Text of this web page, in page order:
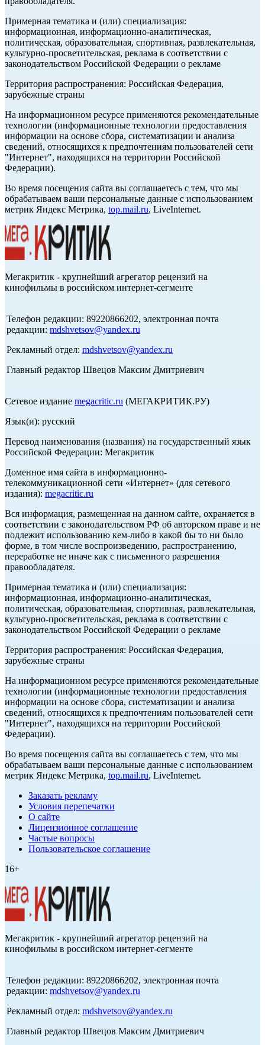
Примерная тематика и (или) специализация:
информационная, информационно-аналитическая,
политическая, образовательная, спортивная, развлекательная,
культурно-просветительская, реклама в соответствии с
законодательством Российской Федерации о рекламе
Территория распространения: Российская Федерация,
зарубежные страны
На информационном ресурсе применяются рекомендательные
технологии (информационные технологии предоставления
информации на основе сбора, систематизации и анализа
сведений, относящихся к предпочтениям пользователей сети
"Интернет", находящихся на территории Российской
Федерации).
Во время посещения сайта вы соглашаетесь с тем, что мы
обрабатываем ваши персональные данные с использованием
метрик Яндекс Метрика, top.mail.ru, LiveInternet.
Мегакритик - крупнейший агрегатор рецензий на
кинофильмы в российском интернет-сегменте
Телефон редакции: 89220866202, электронная почта
редакции: mdshvetsov@yandex.ru
Рекламный отдел: mdshvetsov@yandex.ru
Главный редактор Швецов Максим Дмитриевич
Сетевое издание megacritic.ru (МЕГАКРИТИК.РУ)
Язык(и): русский
Перевод наименования (названия) на государственный язык
Российской Федерации: Мегакритик
Доменное имя сайта в информационно-
телекоммуникационной сети «Интернет» (для сетевого
издания): megacritic.ru
Вся информация, размещенная на данном сайте, охраняется в
соответствии с законодательством РФ об авторском праве и не
подлежит использованию кем-либо в какой бы то ни было
форме, в том числе воспроизведению, распространению,
переработке не иначе как с письменного разрешения
правообладателя.
Примерная тематика и (или) специализация:
информационная, информационно-аналитическая,
политическая, образовательная, спортивная, развлекательная,
культурно-просветительская, реклама в соответствии с
законодательством Российской Федерации о рекламе
Территория распространения: Российская Федерация,
зарубежные страны
На информационном ресурсе применяются рекомендательные
технологии (информационные технологии предоставления
информации на основе сбора, систематизации и анализа
сведений, относящихся к предпочтениям пользователей сети
"Интернет", находящихся на территории Российской
Федерации).
Во время посещения сайта вы соглашаетесь с тем, что мы
обрабатываем ваши персональные данные с использованием
метрик Яндекс Метрика, top.mail.ru, LiveInternet.
Заказать рекламу
Условия перепечатки
О сайте
Лицензионное соглашение
Частые вопросы
Пользовательское соглашение
16+
Мегакритик - крупнейший агрегатор рецензий на
кинофильмы в российском интернет-сегменте
Телефон редакции: 89220866202, электронная почта
редакции: mdshvetsov@yandex.ru
Рекламный отдел: mdshvetsov@yandex.ru
Главный редактор Швецов Максим Дмитриевич